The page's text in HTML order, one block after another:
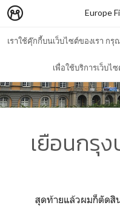
เราใช้คุ๊กกี้บนเว็บไซต์ของเรา ก
เพื่อใช้บริการเว็บไ
Europe
เยือนกรุ
สุดท้ายแล้วผมก็ตัดสินใ